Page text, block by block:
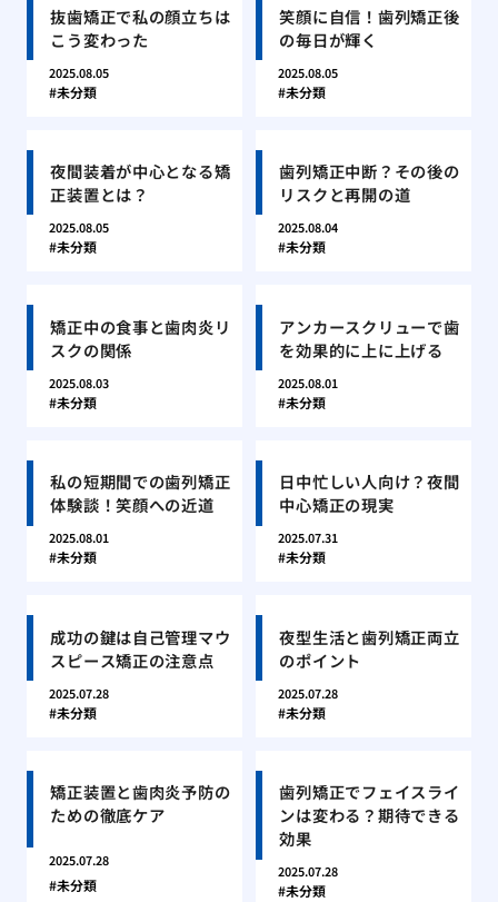
抜歯矯正で私の顔立ちは
こう変わった
2025.08.05
未分類
笑顔に自信！歯列矯正後
の毎日が輝く
2025.08.05
未分類
夜間装着が中心となる矯
正装置とは？
2025.08.05
未分類
歯列矯正中断？その後の
リスクと再開の道
2025.08.04
未分類
矯正中の食事と歯肉炎リ
スクの関係
2025.08.03
未分類
アンカースクリューで歯
を効果的に上に上げる
2025.08.01
未分類
私の短期間での歯列矯正
体験談！笑顔への近道
2025.08.01
未分類
日中忙しい人向け？夜間
中心矯正の現実
2025.07.31
未分類
成功の鍵は自己管理マウ
スピース矯正の注意点
2025.07.28
未分類
夜型生活と歯列矯正両立
のポイント
2025.07.28
未分類
矯正装置と歯肉炎予防の
ための徹底ケア
2025.07.28
未分類
歯列矯正でフェイスライ
ンは変わる？期待できる
効果
2025.07.28
未分類